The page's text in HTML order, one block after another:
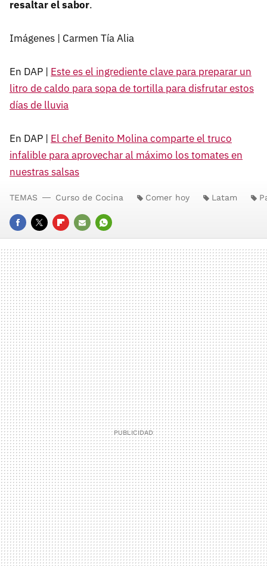
resaltar el sabor.
Imágenes | Carmen Tía Alia
En DAP | Este es el ingrediente clave para preparar un
litro de caldo para sopa de tortilla para disfrutar estos
días de lluvia
En DAP | El chef Benito Molina comparte el truco
infalible para aprovechar al máximo los tomates en
nuestras salsas
FACEBOOK
TWITTERFLIPBOARD
E-
MAIL
WHATSAPP
TEMAS Curso de Cocina Comer hoy Latam